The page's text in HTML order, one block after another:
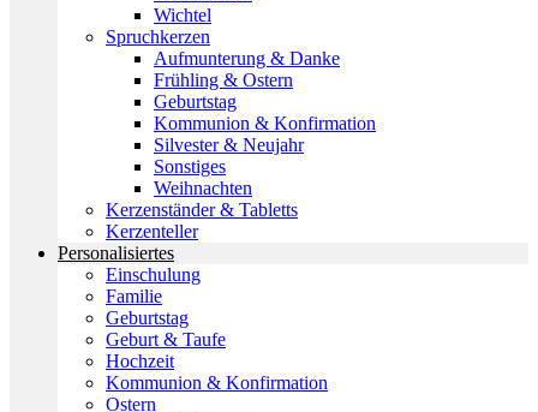
Wichtel
Spruchkerzen
Aufmunterung & Danke
Frühling & Ostern
Geburtstag
Kommunion & Konfirmation
Silvester & Neujahr
Sonstiges
Weihnachten
Kerzenständer & Tabletts
Kerzenteller
Personalisiertes
Einschulung
Familie
Geburtstag
Geburt & Taufe
Hochzeit
Kommunion & Konfirmation
Ostern